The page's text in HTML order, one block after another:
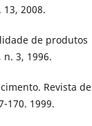
2008.
de produtos
3, 1996.
Revista de
170. 1999.